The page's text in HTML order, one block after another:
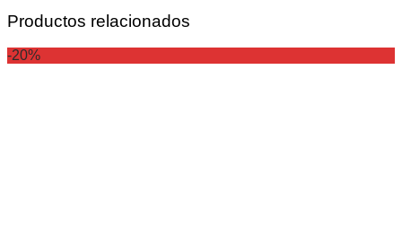
Productos relacionados
-20%